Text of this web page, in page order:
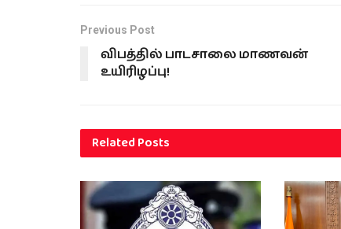
Previous Post
விபத்தில் பாடசாலை மாணவன்
உயிரிழப்பு!
RelatedPosts